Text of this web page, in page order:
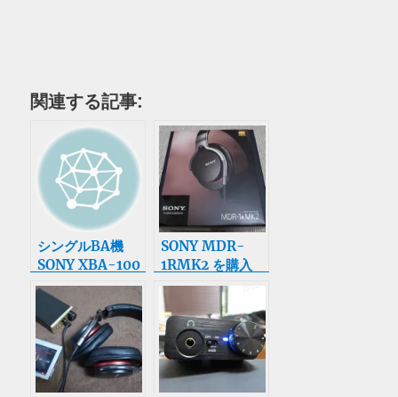
関連する記事:
シングルBA機
SONY XBA-100
が欲しい
SONY MDR-
1RMK2 を購入